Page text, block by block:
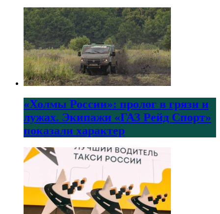
«Холмы России»: пролог в грязи и
лужах. Экипажи «ГАЗ Рейд Спорт»
показали характер